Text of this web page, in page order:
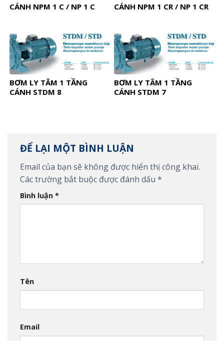
CÁNH NPM 1 C / NP 1 C
CÁNH NPM 1 CR / NP 1 CR
BƠM LY TÂM 1 TẦNG
CÁNH STDM 8
BƠM LY TÂM 1 TẦNG
CÁNH STDM 7
ĐỂ LẠI MỘT BÌNH LUẬN
Email của bạn sẽ không được hiển thị công khai.
Các trường bắt buộc được đánh dấu *
Bình luận *
Tên
Email